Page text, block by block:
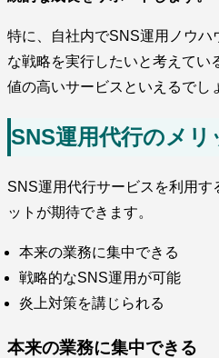
特に、自社内でSNS運用ノウハ
な戦略を実行したいと考えてい
値の高いサービスといえるでし
SNS運用代行のメリ
SNS運用代行サービスを利用す
ットが期待できます。
本来の業務に集中できる
戦略的なSNS運用が可能
炎上対策を講じられる
本来の業務に集中できる